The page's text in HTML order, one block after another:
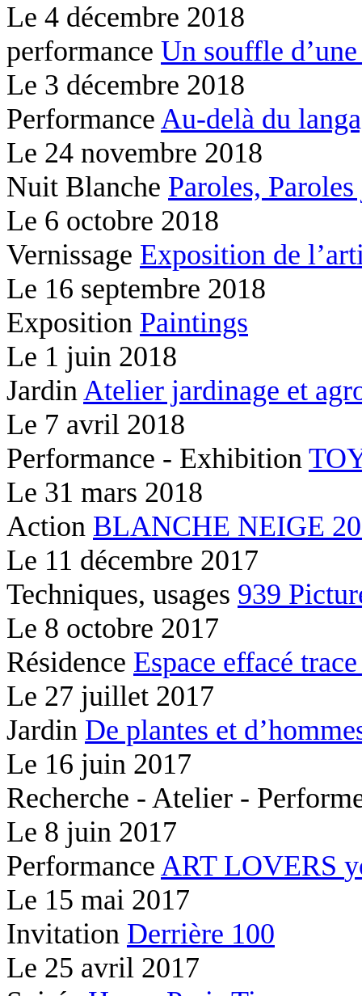
Le 4 décembre 2018
performance Un souffle
Le 3 décembre 2018
Performance Au-delà du
Le 24 novembre 2018
Nuit Blanche Paroles,
Le 6 octobre 2018
Vernissage Exposition de
Le 16 septembre 2018
Exposition Paintings
Le 1 juin 2018
JardinAtelier jardinage et
Le 7 avril 2018
Performance - Exhibition
Le 31 mars 2018
Action BLANCHE NEIGE
Le 11 décembre 2017
Techniques, usages 939
Le 8 octobre 2017
Résidence Espace effacé
Le 27 juillet 2017
Jardin De plantes et
Le 16 juin 2017
Recherche - Atelier -
Le 8 juin 2017
Performance ART LOVERS
Le 15 mai 2017
Invitation Derrière 100
Le 25 avril 2017